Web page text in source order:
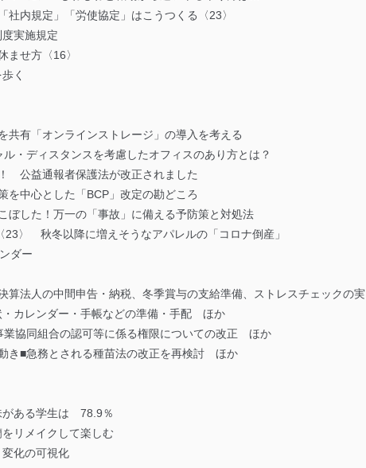
社内規定」「労使協定」はこうつくる〈23〉
実施規定
ませ方〈16〉
く
共有「オンラインストレージ」の導入を考える
・ディスタンスを考慮したオフィスのあり方とは？
公益通報者保護法が改正されました
を中心とした「BCP」改定の勘どころ
ぼした！万一の「事故」に備える予防策と対処法
23〉 秋冬以降に増えそうなアパレルの「コロナ倒産」
ダー
算法人の中間申告・納税、冬季賞与の支給準備、ストレスチェックの実
・カレンダー・手帳などの準備・手配 ほか
業協同組合の認可等に係る権限についての改正 ほか
き■急務とされる種苗法の改正を再検討 ほか
ある学生は 78.9％
リメイクして楽しむ
化の可視化